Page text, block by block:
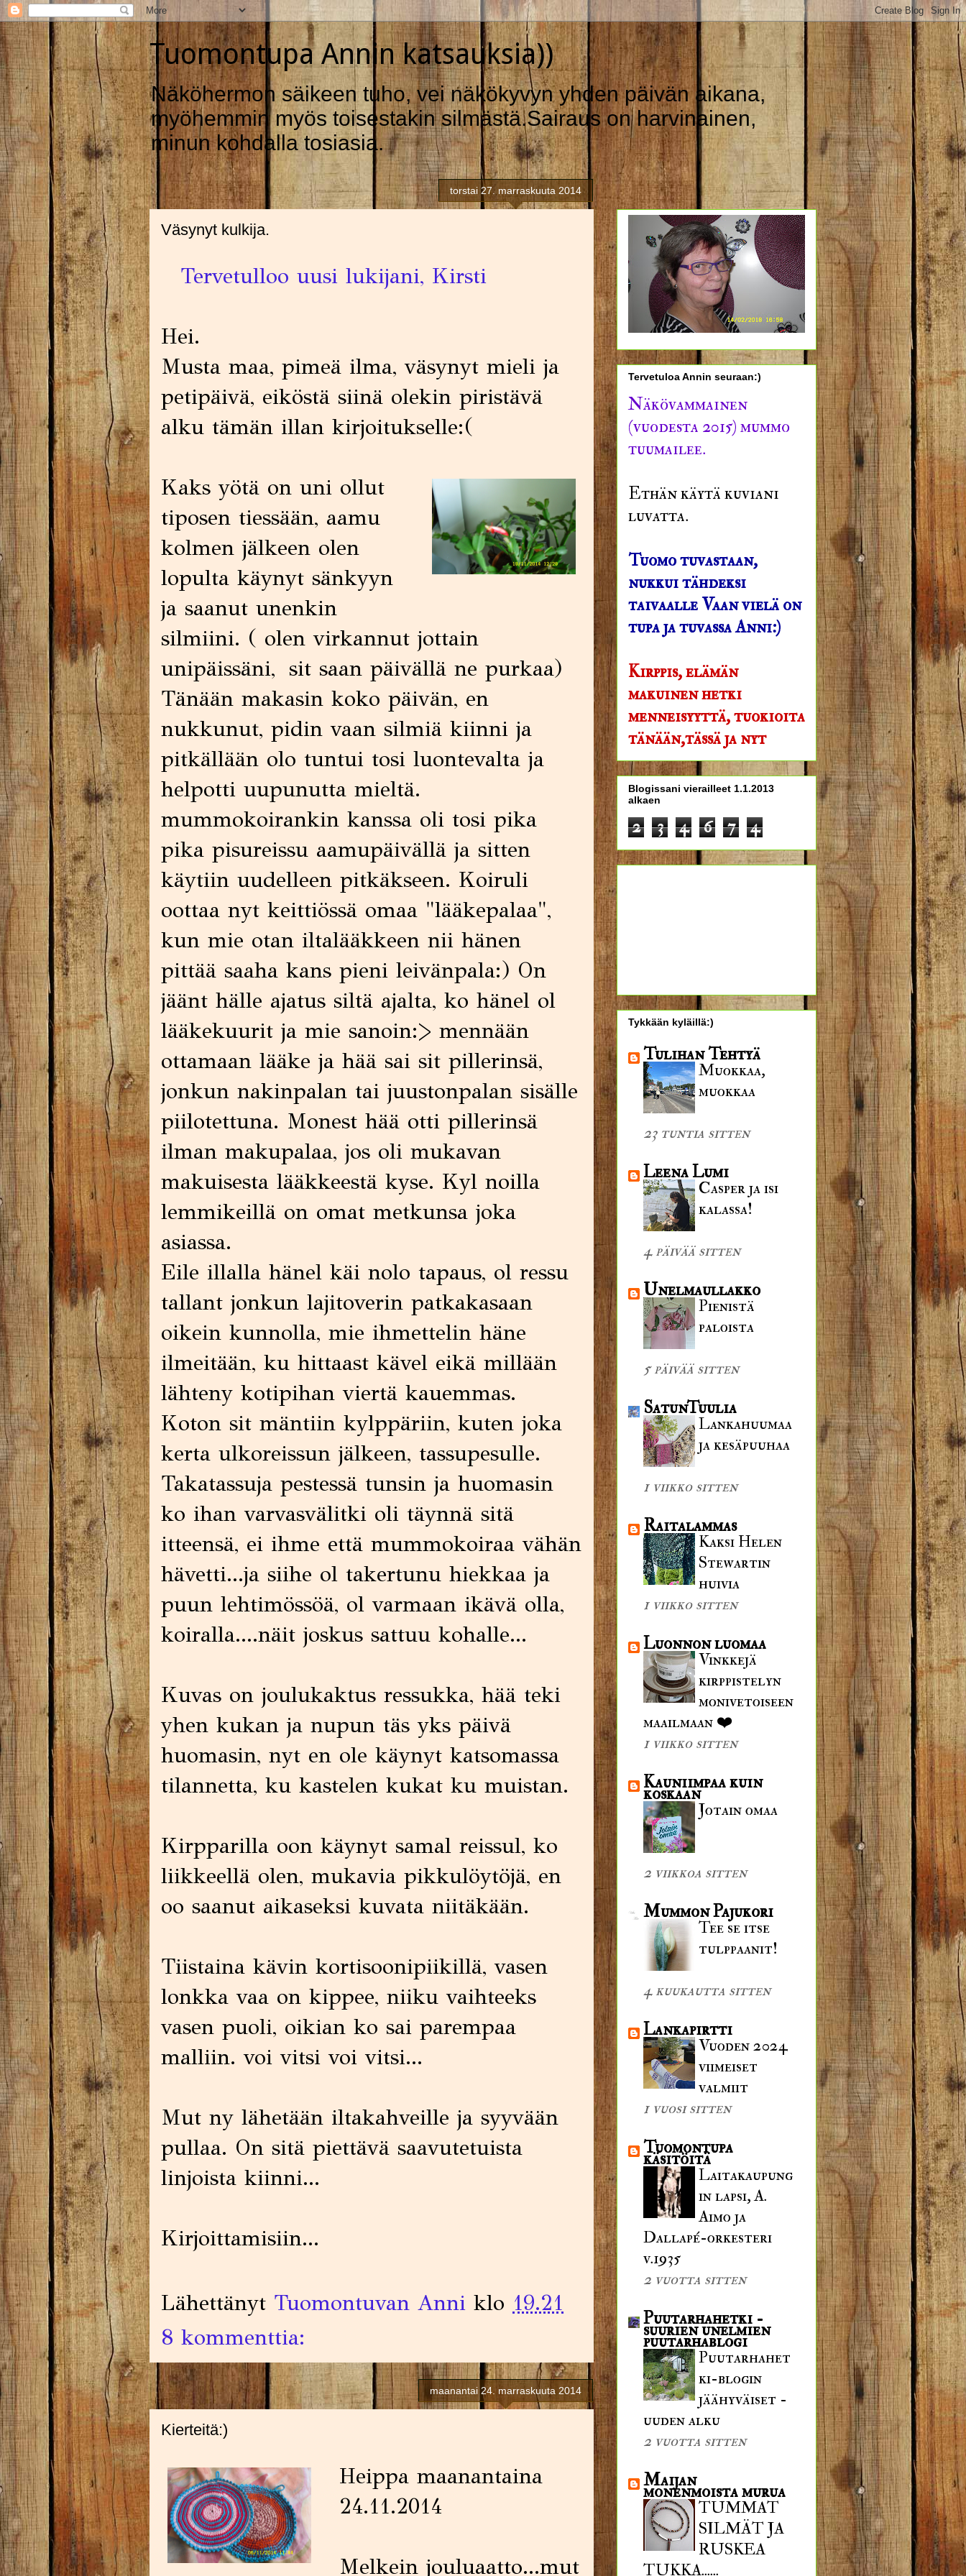
Tuomontupa Annin katsauksia))
Näköhermon säikeen tuho, vei näkökyvyn yhden päivän aikana,
myöhemmin myös toisestakin silmästä.Sairaus on harvinainen,
minun kohdalla tosiasia.
torstai 27. marraskuuta 2014
Väsynyt kulkija.
Tervetulloo uusi lukijani, Kirsti
Hei.
Musta maa, pimeä ilma, väsynyt mieli ja
petipäivä, eiköstä siinä olekin piristävä
alku tämän illan kirjoitukselle:(
Kaks yötä on uni ollut
tiposen tiessään, aamu
kolmen jälkeen olen
lopulta käynyt sänkyyn
ja saanut unenkin
silmiini. ( olen virkannut jottain
unipäissäni, sit saan päivällä ne purkaa)
Tänään makasin koko päivän, en
nukkunut, pidin vaan silmiä kiinni ja
pitkällään olo tuntui tosi luontevalta ja
helpotti uupunutta mieltä.
mummokoirankin kanssa oli tosi pika
pika pisureissu aamupäivällä ja sitten
käytiin uudelleen pitkäkseen. Koiruli
oottaa nyt keittiössä omaa "lääkepalaa",
kun mie otan iltalääkkeen nii hänen
pittää saaha kans pieni leivänpala:) On
jäänt hälle ajatus siltä ajalta, ko hänel ol
lääkekuurit ja mie sanoin:> mennään
ottamaan lääke ja hää sai sit pillerinsä,
jonkun nakinpalan tai juustonpalan sisälle
piilotettuna. Monest hää otti pillerinsä
ilman makupalaa, jos oli mukavan
makuisesta lääkkeestä kyse. Kyl noilla
lemmikeillä on omat metkunsa joka
asiassa.
Eile illalla hänel käi nolo tapaus, ol ressu
tallant jonkun lajitoverin patkakasaan
oikein kunnolla, mie ihmettelin häne
ilmeitään, ku hittaast kävel eikä millään
lähteny kotipihan viertä kauemmas.
Koton sit mäntiin kylppäriin, kuten joka
kerta ulkoreissun jälkeen, tassupesulle.
Takatassuja pestessä tunsin ja huomasin
ko ihan varvasvälitki oli täynnä sitä
itteensä, ei ihme että mummokoiraa vähän
hävetti...ja siihe ol takertunu hiekkaa ja
puun lehtimössöä, ol varmaan ikävä olla,
koiralla....näit joskus sattuu kohalle...
Kuvas on joulukaktus ressukka, hää teki
yhen kukan ja nupun täs yks päivä
huomasin, nyt en ole käynyt katsomassa
tilannetta, ku kastelen kukat ku muistan.
Kirpparilla oon käynyt samal reissul, ko
liikkeellä olen, mukavia pikkulöytöjä, en
oo saanut aikaseksi kuvata niitäkään.
Tiistaina kävin kortisoonipiikillä, vasen
lonkka vaa on kippee, niiku vaihteeks
vasen puoli, oikian ko sai parempaa
malliin. voi vitsi voi vitsi...
Mut ny lähetään iltakahveille ja syyvään
pullaa. On sitä piettävä saavutetuista
linjoista kiinni...
Kirjoittamisiin...
Lähettänyt Tuomontuvan Anni klo 19.21
8 kommenttia:
maanantai 24. marraskuuta 2014
Kierteitä:)
Heippa maanantaina
24.11.2014
Melkein jouluaatto...mut
Tervetuloa Annin seuraan:)
Näkövammainen
(vuodesta 2015) mummo
tuumailee.
Ethän käytä kuviani
luvatta.
Tuomo tuvastaan,
nukkui tähdeksi
taivaalle Vaan vielä on
tupa ja tuvassa Anni:)
Kirppis, elämän
makuinen hetki
menneisyyttä, tuokioita
tänään,tässä ja nyt
Blogissani vierailleet 1.1.2013
alkaen
2 3 4 6 7 4
Tykkään kyläillä:)
Tulihan Tehtyä
Muokkaa,
muokkaa
23 tuntia sitten
Leena Lumi
Casper ja isi
kalassa!
4 päivää sitten
Unelmaullakko
Pienistä
paloista
5 päivää sitten
SatunTuulia
Lankahuumaa
ja kesäpuuhaa
1 viikko sitten
Raitalammas
Kaksi Helen
Stewartin
huivia
1 viikko sitten
Luonnon luomaa
Vinkkejä
kirppistelyn
monivetoiseen
maailmaan ❤️
1 viikko sitten
Kauniimpaa kuin
koskaan
Jotain omaa
2 viikkoa sitten
Mummon Pajukori
Tee se itse
tulppaanit!
4 kuukautta sitten
Lankapirtti
Vuoden 2024
viimeiset
valmiit
1 vuosi sitten
Tuomontupa
käsitöitä
Laitakaupung
in lapsi, A.
Aimo ja
Dallapé-orkesteri
v.1935
2 vuotta sitten
Puutarhahetki -
suurien unelmien
puutarhablogi
Puutarhahet
ki-blogin
jäähyväiset -
uuden alku
2 vuotta sitten
Maijan
monenmoista murua
TUMMAT
SILMÄT JA
RUSKEA
TUKKA......